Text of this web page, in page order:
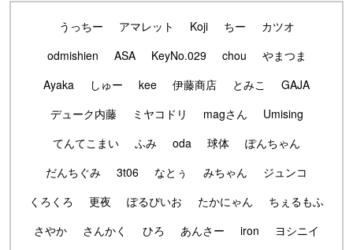
うっちー アマレット Koji ちー
カツオ
odmishien
ASA KeyNo.029 chou
やまつま
Ayaka
しゅー kee 伊藤商店 とみこ
GAJA
デューク内藤
ミヤコドリ magさん
Umising
てんてこまい
ふみ oda 球体
ぽんちゃん
だんちぐみ
3t06 なとぅ みちゃん
ジュンコ
くろくろ
更夜 ぽるぴいお たかにゃん
ちぇるもふ
さやか
さんかく ひろ あんさー iron
ヨシニイ